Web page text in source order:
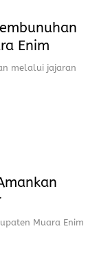
Enim
melalui jajaran
Muara Enim